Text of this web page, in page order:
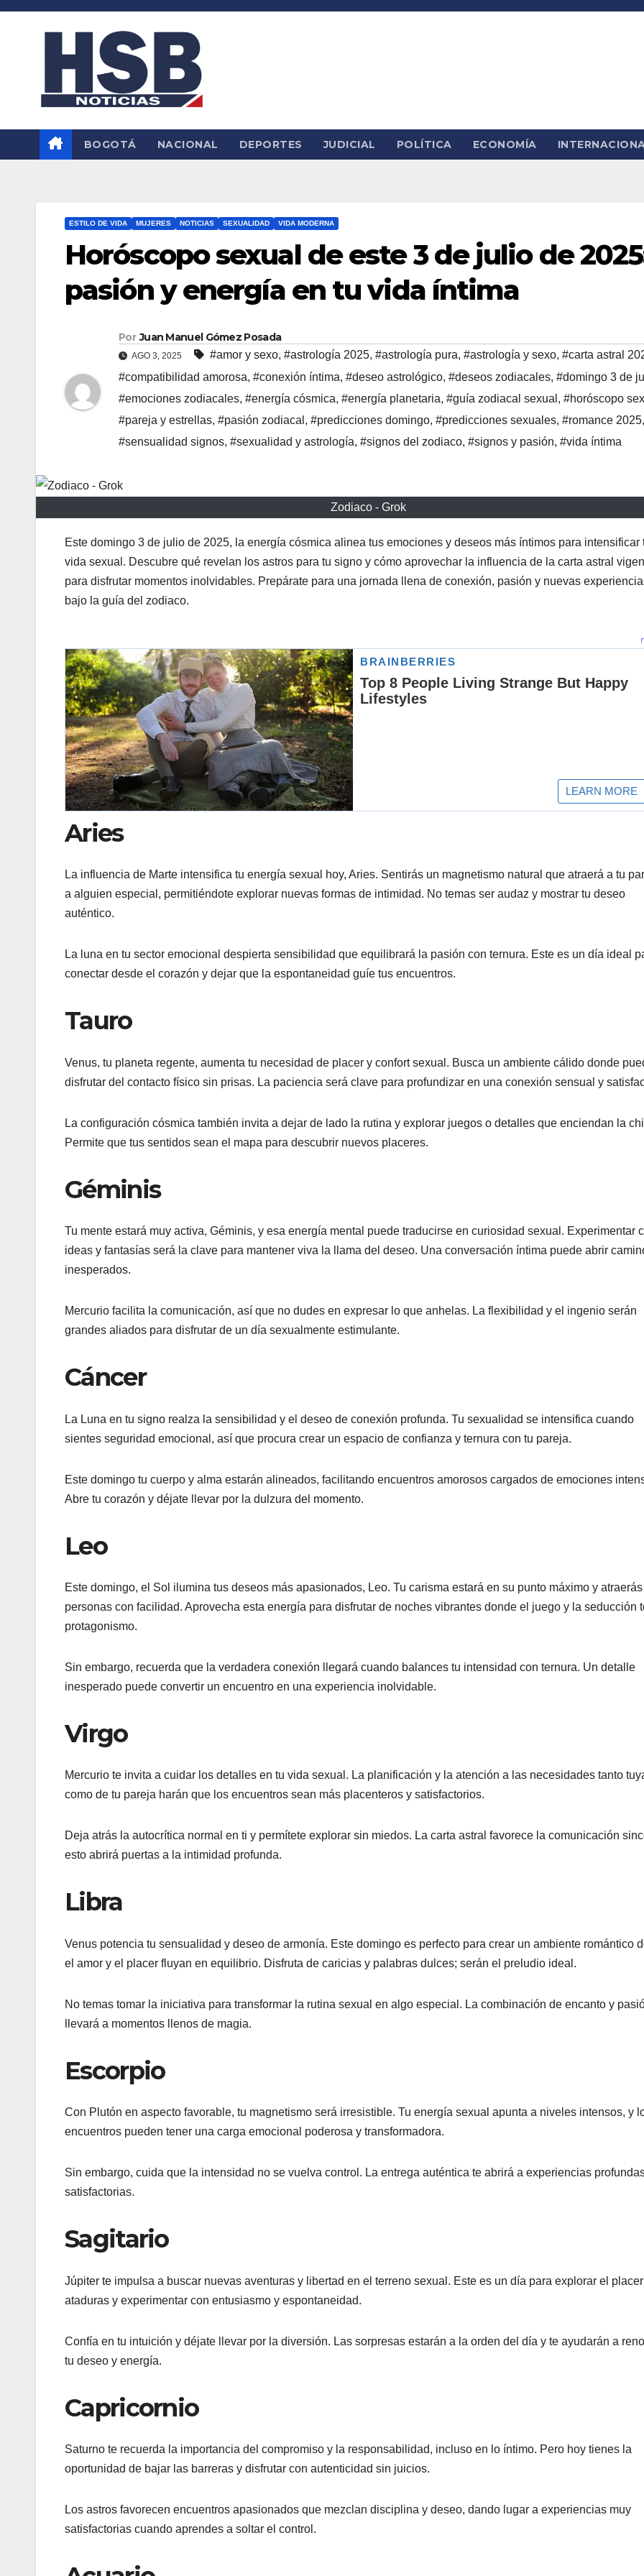
Saltar
BOGOTÁ NACIONAL DEPORTES JUDICIAL POLÍTICA ECONOMÍA
ESTILO DE VIDA MUJERES NOTICIAS SEXUALIDAD VIDA MODERNA
Horóscopo sexual de este 3 de julio de
pasión y energía en tu vida íntima
Por Juan Manuel Gómez Posada
AGO 3, 2025 #amor y sexo, #astrología 2025, #astrología pura, #astrología y sexo, #carta astral
#compatibilidad amorosa, #conexión íntima, #deseo astrológico, #deseos zodiacales, #domingo 3 de
#emociones zodiacales, #energía cósmica, #energía planetaria, #guía zodiacal sexual , #horóscopo
#pareja y estrellas, #pasión zodiacal , #predicciones domingo, #predicciones sexuales, #romance 2025,
#sensualidad signos, #sexualidad y astrología, #signos del zodiaco, #signos y pasión, #vida íntima
Zodiaco - Grok
Este domingo 3 de julio de 2025, la energía cósmica alinea tus emociones y deseos más íntimos para intensificar
vida sexual. Descubre qué revelan los astros para tu signo y cómo aprovechar la influencia de la carta astral
para disfrutar momentos inolvidables. Prepárate para una jornada llena de conexión, pasión y nuevas
bajo la guía del zodiaco.
Aries
La influencia de Marte intensifica tu energía sexual hoy, Aries. Sentirás un magnetismo natural que atraerá a tu
a alguien especial, permitiéndote explorar nuevas formas de intimidad. No temas ser audaz y mostrar tu deseo
auténtico.
La luna en tu sector emocional despierta sensibilidad que equilibrará la pasión con ternura. Este es un día ideal
conectar desde el corazón y dejar que la espontaneidad guíe tus encuentros.
Tauro
Venus, tu planeta regente, aumenta tu necesidad de placer y confort sexual. Busca un ambiente cálido donde
disfrutar del contacto físico sin prisas. La paciencia será clave para profundizar en una conexión sensual y
La configuración cósmica también invita a dejar de lado la rutina y explorar juegos o detalles que enciendan la
Permite que tus sentidos sean el mapa para descubrir nuevos placeres.
Géminis
Tu mente estará muy activa, Géminis, y esa energía mental puede traducirse en curiosidad sexual. Experimentar
ideas y fantasías será la clave para mantener viva la llama del deseo. Una conversación íntima puede abrir
inesperados.
Mercurio facilita la comunicación, así que no dudes en expresar lo que anhelas. La flexibilidad y el ingenio serán
grandes aliados para disfrutar de un día sexualmente estimulante.
Cáncer
La Luna en tu signo realza la sensibilidad y el deseo de conexión profunda. Tu sexualidad se intensifica cuando
sientes seguridad emocional, así que procura crear un espacio de confianza y ternura con tu pareja.
Este domingo tu cuerpo y alma estarán alineados, facilitando encuentros amorosos cargados de emociones
Abre tu corazón y déjate llevar por la dulzura del momento.
Leo
Este domingo, el Sol ilumina tus deseos más apasionados, Leo. Tu carisma estará en su punto máximo y atraerás
personas con facilidad. Aprovecha esta energía para disfrutar de noches vibrantes donde el juego y la seducción
protagonismo.
Sin embargo, recuerda que la verdadera conexión llegará cuando balances tu intensidad con ternura. Un detalle
inesperado puede convertir un encuentro en una experiencia inolvidable.
Virgo
Mercurio te invita a cuidar los detalles en tu vida sexual. La planificación y la atención a las necesidades tanto
como de tu pareja harán que los encuentros sean más placenteros y satisfactorios.
Deja atrás la autocrítica normal en ti y permítete explorar sin miedos. La carta astral favorece la comunicación
esto abrirá puertas a la intimidad profunda.
Libra
Venus potencia tu sensualidad y deseo de armonía. Este domingo es perfecto para crear un ambiente romántico
el amor y el placer fluyan en equilibrio. Disfruta de caricias y palabras dulces; serán el preludio ideal.
No temas tomar la iniciativa para transformar la rutina sexual en algo especial. La combinación de encanto y
llevará a momentos llenos de magia.
Escorpio
Con Plutón en aspecto favorable, tu magnetismo será irresistible. Tu energía sexual apunta a niveles intensos, y
encuentros pueden tener una carga emocional poderosa y transformadora.
Sin embargo, cuida que la intensidad no se vuelva control. La entrega auténtica te abrirá a experiencias
satisfactorias.
Sagitario
Júpiter te impulsa a buscar nuevas aventuras y libertad en el terreno sexual. Este es un día para explorar el
ataduras y experimentar con entusiasmo y espontaneidad.
Confía en tu intuición y déjate llevar por la diversión. Las sorpresas estarán a la orden del día y te ayudarán a
tu deseo y energía.
Capricornio
Saturno te recuerda la importancia del compromiso y la responsabilidad, incluso en lo íntimo. Pero hoy tienes la
oportunidad de bajar las barreras y disfrutar con autenticidad sin juicios.
Los astros favorecen encuentros apasionados que mezclan disciplina y deseo, dando lugar a experiencias muy
satisfactorias cuando aprendes a soltar el control.